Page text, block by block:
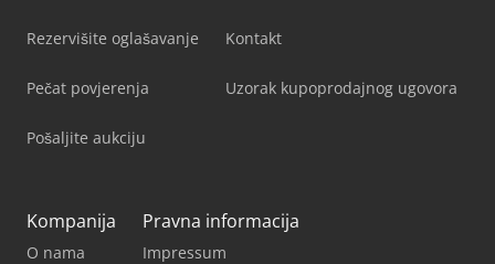
Rezervišite oglašavanje
Pečat povjerenja
Pošaljite aukciju
Kontakt
Uzorak kupoprodajnog ugovora
Kompanija
O nama
Pravna informacija
Impressum